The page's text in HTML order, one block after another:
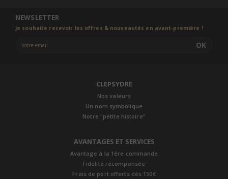
NEWSLETTER
Je souhaite recevoir les offres & nouveautés en avant-première !
OK
CLEPSYDRE
Nos valeurs
Un nom symbolique
Notre "petite histoire"
AVANTAGES ET SERVICES
Avantage à la 1ère commande
Fidélité récompensée
Frais de port offerts dès 150€